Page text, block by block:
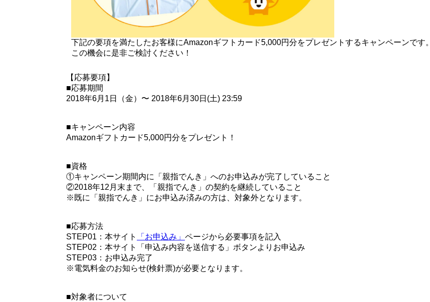
下記の要項を満たしたお客様にAmazonギフトカード5,000円分をプレゼントするキャンペーンです。
この機会に是非ご検討ください！
【応募要項】
■応募期間
2018年6月1日（金）〜 2018年6月30日(土) 23:59
■キャンペーン内容
Amazonギフトカード5,000円分をプレゼント！
■資格
①キャンペーン期間内に「親指でんき」へのお申込みが完了していること
②2018年12月末まで、「親指でんき」の契約を継続していること
※既に「親指でんき」にお申込み済みの方は、対象外となります。
■応募方法
STEP01：本サイト
「お申込み」 ページから必要事項を記入
STEP02：本サイト「申込み内容を送信する」ボタンよりお申込み
STEP03：お申込み完了
※電気料金のお知らせ(検針票)が必要となります。
■対象者について